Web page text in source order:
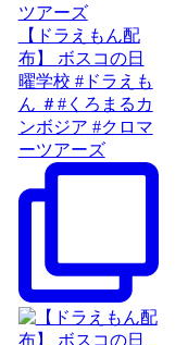
【ドラえもん配
布】 ボスコの日
曜学校 #ドラえも
ん ＃#くろまるカ
ンボジア #クロマ
ーツアーズ